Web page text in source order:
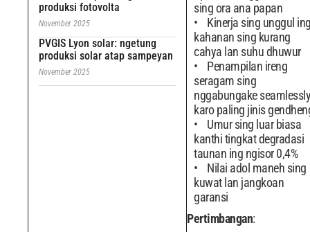
produksi fotovolta
November 2025
PVGIS Lyon solar: ngetung
produksi solar atap sampeyan
November 2025
sing ora ana papan
Kinerja sing unggul
kahanan sing kurang
cahya lan suhu dhuwur
Penampilan ireng
seragam sing
nggabungake seamlessly
karo paling jinis
Umur sing luar biasa
kanthi tingkat degradasi
taunan ing ngisor 0,4%
Nilai adol maneh sing
kuwat lan jangkoan
garansi
Pertimbangan: